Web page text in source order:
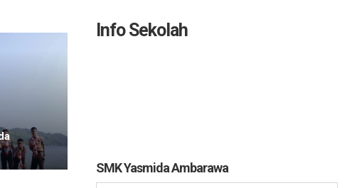
Info Sekolah
SMK Yasmida Ambarawa